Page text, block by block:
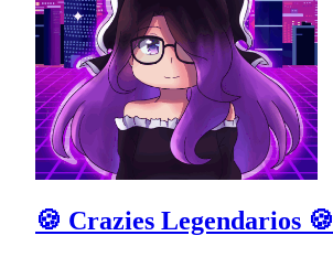
🍪 Crazies Legendarios 🍪